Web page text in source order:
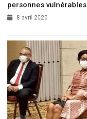
personnes vulnérables
8 avril 2020